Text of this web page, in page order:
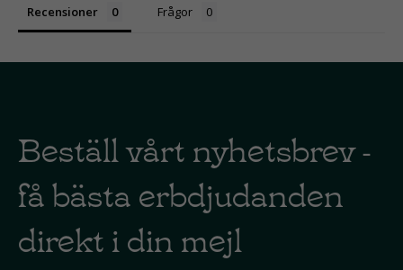
Recensioner Frågor
Beställ vårt nyhetsbrev -
få bästa erbdjudanden
direkt i din mejl